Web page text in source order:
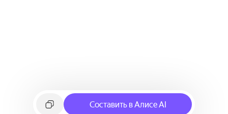
Составить в Алисе AI